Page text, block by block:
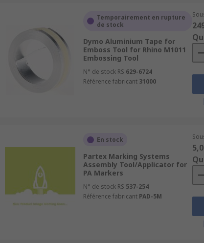
Temporairement en rupture
de stock
Dymo Aluminium Tape for
Emboss Tool for Rhino M1011
Embossing Tool
N° de stock RS 629-6724
Référence fabricant 31000
En stock
Partex Marking Systems
Assembly Tool/Applicator for
PA Markers
N° de stock RS 537-254
Référence fabricant PAD-5M